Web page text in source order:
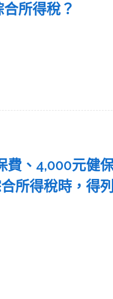
合所得稅？
費、4,000元健
所得稅時，得